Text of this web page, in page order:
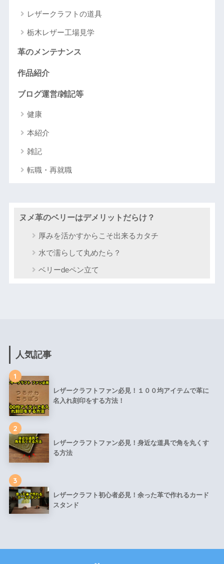
レザークラフトの道具
栃木レザー工場見学
革のメンテナンス
作品紹介
ブログ運営/雑記等
健康
本紹介
雑記
転職・再就職
ヌメ革のベリーはデメリットだらけ？
厚みを活かすからこそ出来るカタチ
水で濡らして丸めたら？
ベリーdeペン立て
人気記事
1
レザークラフトファン必見！１００均アイテムで革に
名入れ刻印をする方法！
2
レザークラフトファン必見！身近な道具で角を丸くす
る方法
3
レザークラフト初心者必見！余った革で作れるカード
スタンド